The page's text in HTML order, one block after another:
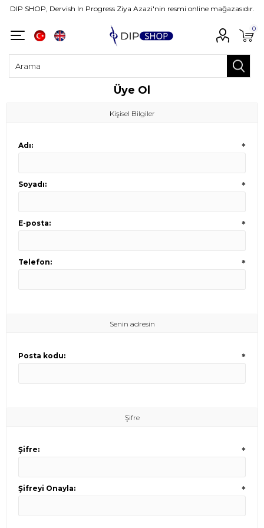
DIP SHOP, Dervish In Progress Ziya Azazi'nin resmi online mağazasıdır.
0
Üye Ol
Kişisel Bilgiler
Adı: *
Soyadı: *
E-posta: *
Telefon: *
Senin adresin
Posta kodu: *
Şifre
Şifre: *
Şifreyi Onayla: *